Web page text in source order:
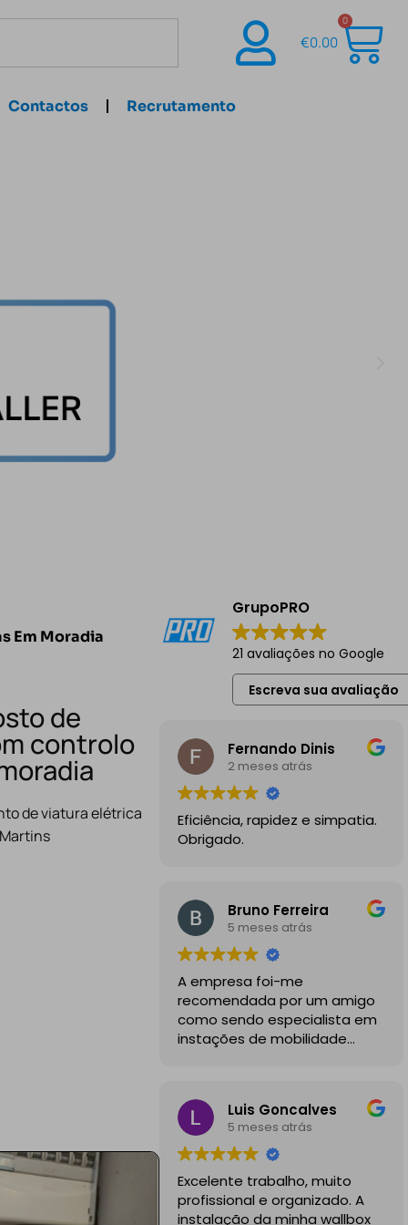
€0.00
0
Contactos Recrutamento
Em Moradia
de
controlo
de viatura elétrica
GrupoPRO
21 avaliações no Google
Escreva sua avaliação
Fernando Dinis
2 meses atrás
Eficiência, rapidez e simpatia.
Obrigado.
Bruno Ferreira
5 meses atrás
A empresa foi-me
recomendada por um amigo
como sendo especialista em
instações de mobilidade
profissionais, comunicativos e
disponiveis para todas as
minhas dúvidas.
A instalação de tomada
reforçada em garagem
partilhada correu na
Luis Goncalves
5 meses atrás
Excelente trabalho, muito
profissional e organizado. A
instalação da minha wallbox